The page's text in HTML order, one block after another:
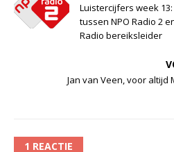
Luistercijfers week
tussen NPO Radio 2
Radio bereiksleider
Jan van Veen, voor altijd
1 REACTIE